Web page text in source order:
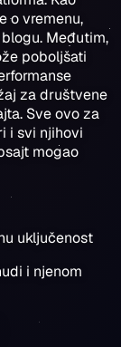
o vremenu,
Međutim,
poboljšati
za društvene
Sve ovo za
i svi njihovi
mogao
uključenost
i njenom